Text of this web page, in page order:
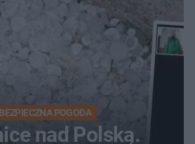
POGODA
nad Polską.